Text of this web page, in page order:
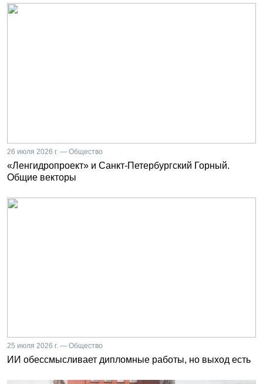
26 июля 2026 г. — Общество
«Ленгидропроект» и Санкт-Петербургский Горный.
Общие векторы
25 июля 2026 г. — Общество
ИИ обессмысливает дипломные работы, но выход есть